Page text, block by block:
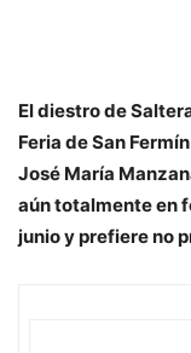
El diestro de
Feria de San
José María
aún totalmente en
junio y prefiere no